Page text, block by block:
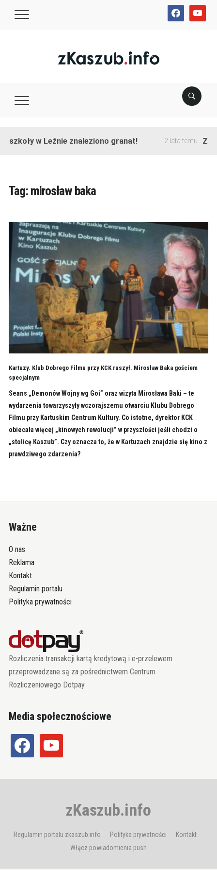
facebookyoutube
szkoły w Leźnie znaleziono granat! 2 lata temu
Tag: mirosław baka
Kartuzy. Klub Dobrego Filmu przy KCK ruszył. Mirosław Baka gościem
specjalnym
Seans „Demonów Wojny wg Goi” oraz wizyta Mirosława Baki – te
wydarzenia towarzyszyły wczorajszemu otwarciu Klubu Dobrego
Filmu przy Kartuskim Centrum Kultury. Co istotne, dyrektor KCK
obiecała więcej „kinowych rewolucji” w przyszłości jeśli chodzi o
„stolicę Kaszub”. Czy oznacza to, że w Kartuzach znajdzie się kino z
prawdziwego zdarzenia?
Ważne
O nas
Reklama
Kontakt
Regulamin portalu
Polityka prywatności
Rozliczenia transakcji kartą kredytową i e-przelewem
przeprowadzane są za pośrednictwem Centrum
Rozliczeniowego Dotpay
Media społecznościowe
facebook youtube
zKaszub.info
Regulamin portalu zkaszub.info Polityka prywatności
Kontakt
Włącz powiadomienia push